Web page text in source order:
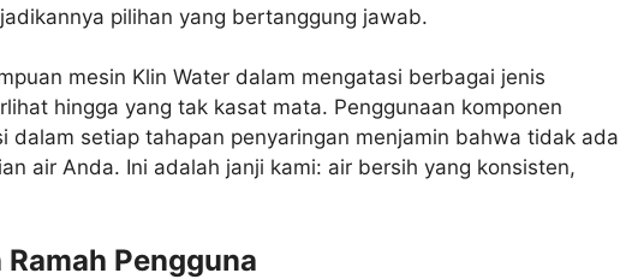
pilihan yang bertanggung jawab.
mesin Klin Water dalam mengatasi berbagai jenis
hingga yang tak kasat mata. Penggunaan komponen
dalam setiap tahapan penyaringan menjamin bahwa tidak ada
air Anda. Ini adalah janji kami: air bersih yang konsisten,
Pengguna